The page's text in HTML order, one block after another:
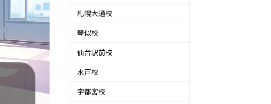
札幌大通校
琴似校
仙台駅前校
水戸校
宇都宮校